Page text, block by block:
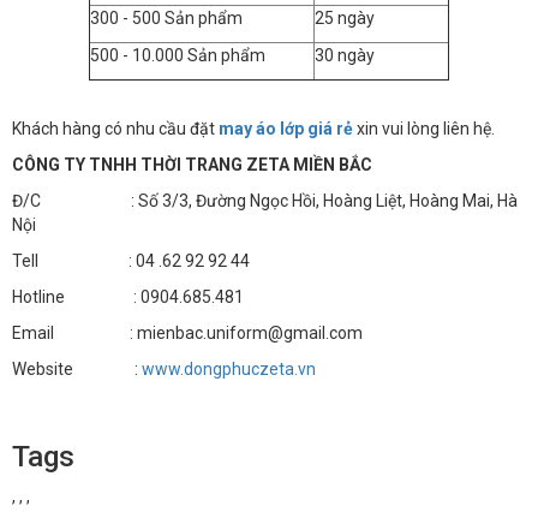
300 - 500 Sản phẩm
25 ngày
500 - 10.000 Sản phẩm
30 ngày
Khách hàng có nhu cầu đặt may áo lớp giá rẻxin vui lòng liên hệ.
CÔNG TY TNHH THỜI TRANG ZETA MIỀN BẮC
Đ/C : Số 3/3, Đường Ngọc Hồi, Hoàng Liệt, Hoàng Mai, Hà
Nội
Tell : 04 .62 92 92 44
Hotline : 0904.685.481
Email : mienbac.uniform@gmail.com
Website : www.dongphuczeta.vn
Tags
, , ,